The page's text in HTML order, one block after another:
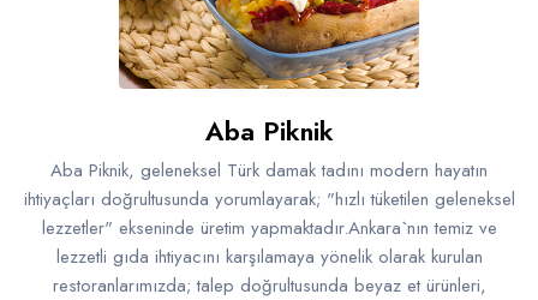
Aba Piknik
Aba Piknik, geleneksel Türk damak tadını modern hayatın
ihtiyaçları doğrultusunda yorumlayarak; "hızlı tüketilen geleneksel
lezzetler" ekseninde üretim yapmaktadır.Ankara`nın temiz ve
lezzetli gıda ihtiyacını karşılamaya yönelik olarak kurulan
restoranlarımızda; talep doğrultusunda beyaz et ürünleri,